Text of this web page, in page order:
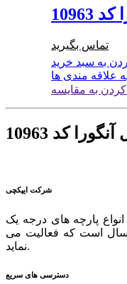
تماس بگیرید
به سبد خرید
علاقه مندی ها
کردن به مقایسه
کد 10963
شرکت ایپکچی
پارچه های درجه یک
سال است که فعالیت می
نماید.
دسترسی های سریع